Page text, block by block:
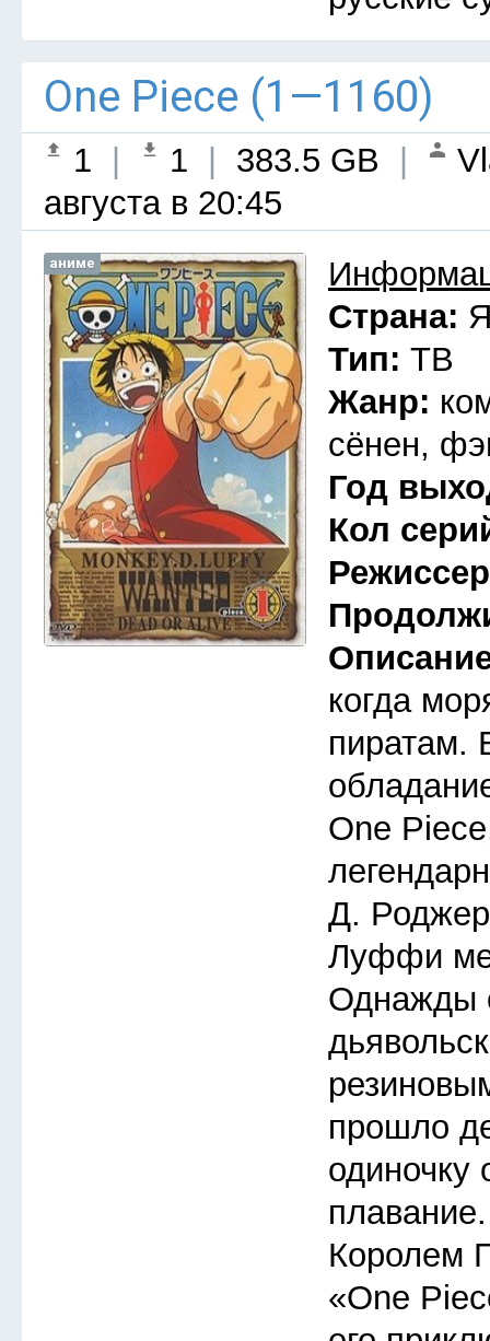
One Piece (1—1160)
1 1 383.5 GB
августа в 20:45
аниме
Страна:
Тип: ТВ
Жанр:
сёнен,
Год
Кол
когда
пиратам.
One
Д.
Луффи
Однажды
прошло
одиночку
Королем
«One